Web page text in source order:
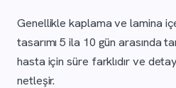
Genellikle kaplama ve lamina
tasarımı 5 ila 10 gün arasında
hasta için süre farklıdır ve
netleşir.